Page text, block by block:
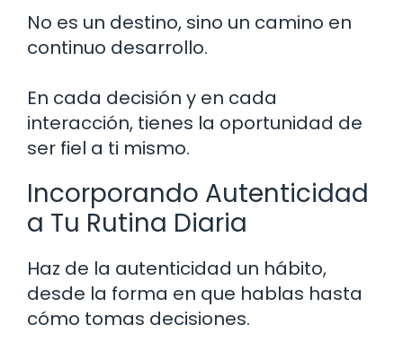
No es un destino, sino un camino en
continuo desarrollo.
En cada decisión y en cada
interacción, tienes la oportunidad de
ser fiel a ti mismo.
Incorporando Autenticidad
a Tu Rutina Diaria
Haz de la autenticidad un hábito,
desde la forma en que hablas hasta
cómo tomas decisiones.